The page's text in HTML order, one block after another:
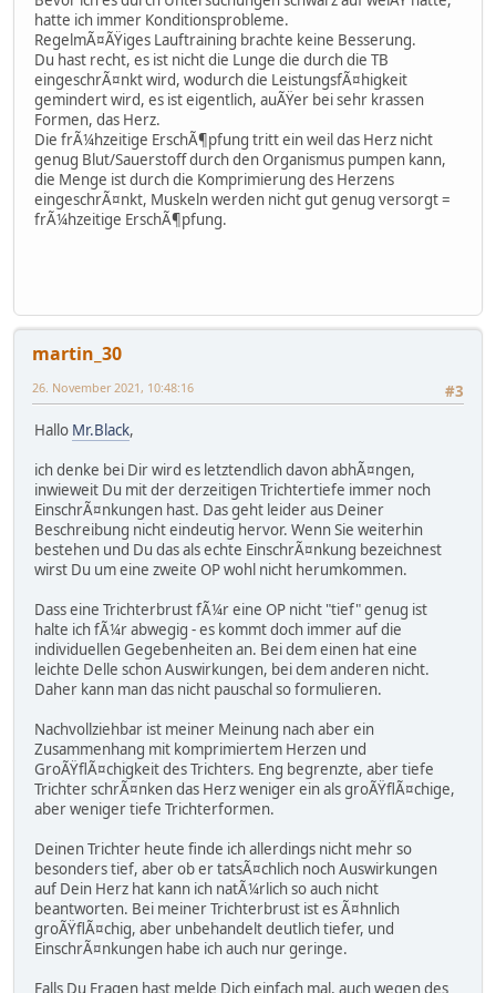
hatte ich immer Konditionsprobleme.
RegelmÃ¤ÃŸiges Lauftraining brachte keine Besserung.
Du hast recht, es ist nicht die Lunge die durch die TB
eingeschrÃ¤nkt wird, wodurch die LeistungsfÃ¤higkeit
gemindert wird, es ist eigentlich, auÃŸer bei sehr krassen
Formen, das Herz.
Die frÃ¼hzeitige ErschÃ¶pfung tritt ein weil das Herz nicht
genug Blut/Sauerstoff durch den Organismus pumpen kann,
die Menge ist durch die Komprimierung des Herzens
eingeschrÃ¤nkt, Muskeln werden nicht gut genug versorgt =
frÃ¼hzeitige ErschÃ¶pfung.
martin_30
#3
26. November 2021, 10:48:16
Hallo Mr.Black,
ich denke bei Dir wird es letztendlich davon abhÃ¤ngen,
inwieweit Du mit der derzeitigen Trichtertiefe immer noch
EinschrÃ¤nkungen hast. Das geht leider aus Deiner
Beschreibung nicht eindeutig hervor. Wenn Sie weiterhin
bestehen und Du das als echte EinschrÃ¤nkung bezeichnest
wirst Du um eine zweite OP wohl nicht herumkommen.
Dass eine Trichterbrust fÃ¼r eine OP nicht "tief" genug ist
halte ich fÃ¼r abwegig - es kommt doch immer auf die
individuellen Gegebenheiten an. Bei dem einen hat eine
leichte Delle schon Auswirkungen, bei dem anderen nicht.
Daher kann man das nicht pauschal so formulieren.
Nachvollziehbar ist meiner Meinung nach aber ein
Zusammenhang mit komprimiertem Herzen und
GroÃŸflÃ¤chigkeit des Trichters. Eng begrenzte, aber tiefe
Trichter schrÃ¤nken das Herz weniger ein als groÃŸflÃ¤chige,
aber weniger tiefe Trichterformen.
Deinen Trichter heute finde ich allerdings nicht mehr so
besonders tief, aber ob er tatsÃ¤chlich noch Auswirkungen
auf Dein Herz hat kann ich natÃ¼rlich so auch nicht
beantworten. Bei meiner Trichterbrust ist es Ã¤hnlich
groÃŸflÃ¤chig, aber unbehandelt deutlich tiefer, und
EinschrÃ¤nkungen habe ich auch nur geringe.
Falls Du Fragen hast melde Dich einfach mal, auch wegen des